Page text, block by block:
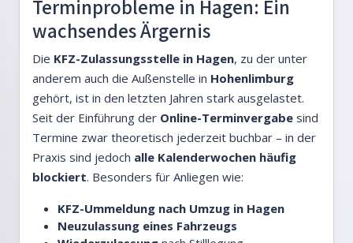
Terminprobleme in Hagen: Ein
wachsendes Ärgernis
Die KFZ-Zulassungsstelle in Hagen, zu der unter
anderem auch die Außenstelle in Hohenlimburg
gehört, ist in den letzten Jahren stark ausgelastet.
Seit der Einführung der Online-Terminvergabe sind
Termine zwar theoretisch jederzeit buchbar – in der
Praxis sind jedoch alle Kalenderwochen häufig
blockiert. Besonders für Anliegen wie:
KFZ-Ummeldung nach Umzug in Hagen
Neuzulassung eines Fahrzeugs